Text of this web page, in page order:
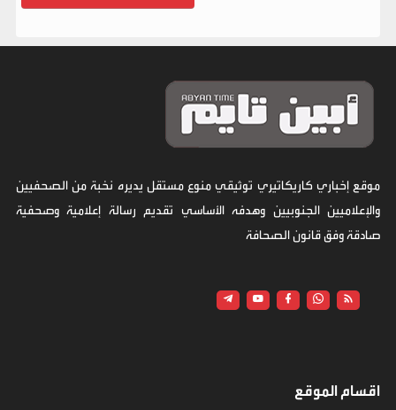
موقع إخباري كاريكاتيري توثيقي منوع مستقل يديره نخبة من الصحفيين
والإعلاميين الجنوبيين وهدفه الأساسي تقديم رسالة إعلامية وصحفية
صادقة وفق قانون الصحافة
اقسام الموقع